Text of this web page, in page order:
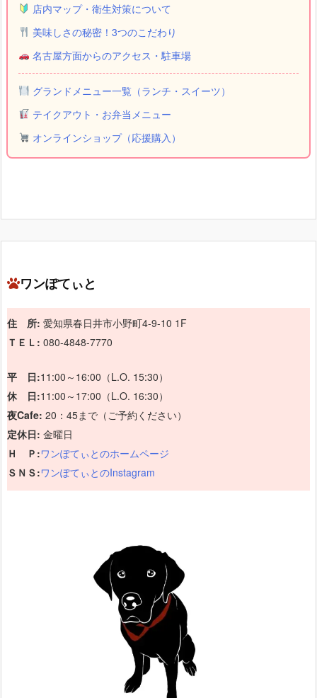
店内マップ・衛生対策について
美味しさの秘密！3つのこだわり
名古屋方面からのアクセス・駐車場
グランドメニュー一覧（ランチ・スイーツ）
テイクアウト・お弁当メニュー
オンラインショップ（応援購入）
ワンぽてぃと
住 所: 愛知県春日井市小野町4-9-10 1F
ＴＥＬ: 080-4848-7770
平 日:11:00～16:00（L.O. 15:30）
休 日:11:00～17:00（L.O. 16:30）
夜Cafe: 20：45まで（ご予約ください）
定休日: 金曜日
Ｈ Ｐ:ワンぽてぃとのホームページ
ＳＮＳ:ワンぽてぃとのInstagram